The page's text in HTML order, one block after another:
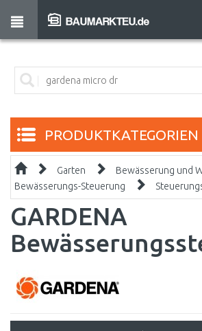
PRODUKTKATEGORIEN
Garten
Bewässerung und
Bewässerungs-Steuerung
GARDENA